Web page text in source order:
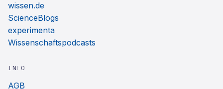
wissen.de
ScienceBlogs
experimenta
Wissenschaftspodcasts
INFO
AGB